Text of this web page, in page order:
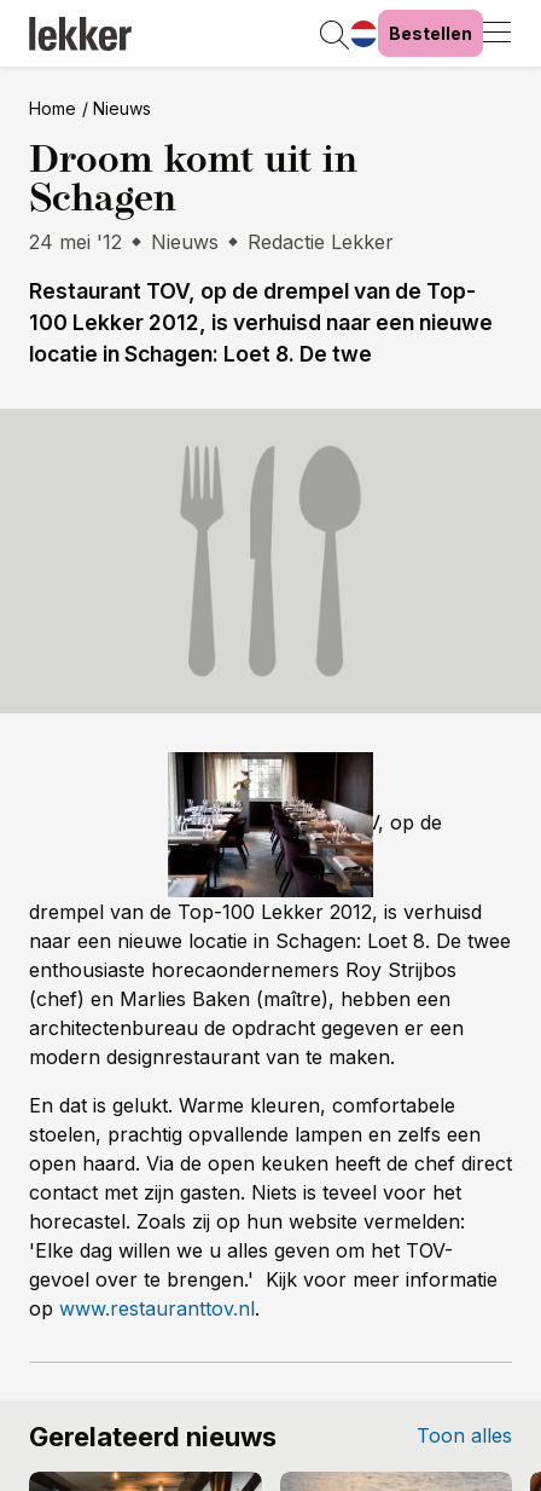
Bestellen
Home Nieuws
Droom komt uit in
Schagen
24 mei '12 Nieuws Redactie Lekker
Restaurant TOV, op de drempel van de Top-
100 Lekker 2012, is verhuisd naar een nieuwe
locatie in Schagen: Loet 8. De twe
Restaurant TOV, op de
drempel van de Top-100 Lekker 2012, is verhuisd
naar een nieuwe locatie in Schagen: Loet 8. De twee
enthousiaste horecaondernemers Roy Strijbos
(chef) en Marlies Baken (maître), hebben een
architectenbureau de opdracht gegeven er een
modern designrestaurant van te maken.
En dat is gelukt. Warme kleuren, comfortabele
stoelen, prachtig opvallende lampen en zelfs een
open haard. Via de open keuken heeft de chef direct
contact met zijn gasten. Niets is teveel voor het
horecastel. Zoals zij op hun website vermelden:
'Elke dag willen we u alles geven om het TOV-
gevoel over te brengen.' Kijk voor meer informatie
op www.restauranttov.nl.
Gerelateerd nieuws Toon alles